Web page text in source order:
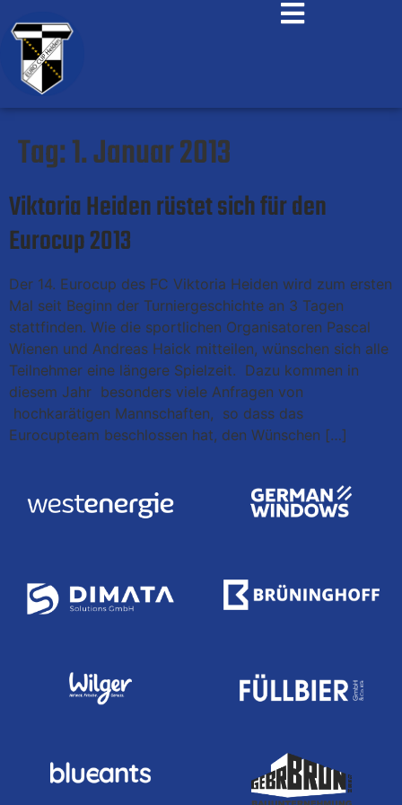
Tag:1. Januar 2013
Viktoria Heiden rüstet sich für den
Eurocup 2013
Der 14. Eurocup des FC Viktoria Heiden wird zum ersten
Mal seit Beginn der Turniergeschichte an 3 Tagen
stattfinden. Wie die sportlichen Organisatoren Pascal
Wienen und Andreas Haick mitteilen, wünschen sich alle
Teilnehmer eine längere Spielzeit. Dazu kommen in
diesem Jahr besonders viele Anfragen von
hochkarätigen Mannschaften, so dass das
Eurocupteam beschlossen hat, den Wünschen […]